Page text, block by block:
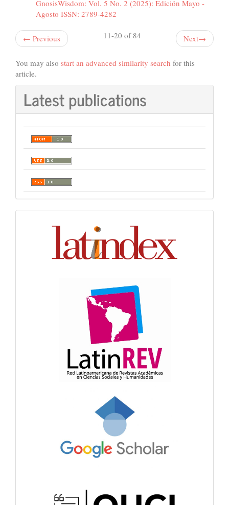
GnosisWisdom: Vol. 5 No. 2 (2025): Edición Mayo -
Agosto ISSN: 2789-4282
← Previous 11-20 of 84 Next→
You may also start an advanced similarity search for this
article.
Latest publications
Indexación